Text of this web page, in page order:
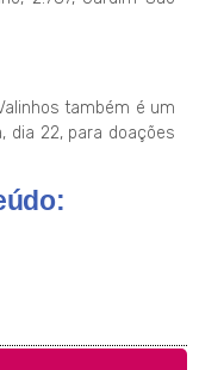
também é um
dia 22, para doações